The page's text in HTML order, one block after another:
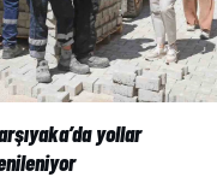
yollar